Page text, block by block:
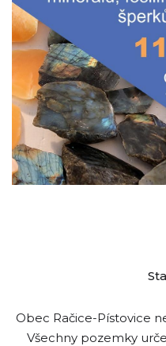
Obec Račice-Pístovice
Všechny pozemky